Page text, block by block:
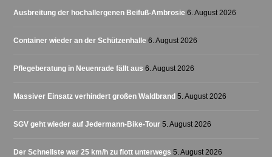
Ausbreitung der hochallergenen Beifuß-Ambrosie 6. August 2026
Container wieder an der Schützenhalle 6. August 2026
Pflegeberatung in Neuenrade fällt aus 6. August 2026
Massiver Einsatz verhindert großen Waldbrand 5. August 2026
SGV geht wieder auf Jedermann-Bike-Tour 5. August 2026
Der Schnellste war 25 km/h zu flott unterwegs 5. August 2026